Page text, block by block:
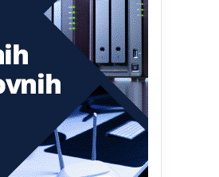
bi sve da mogu...a
se tudjoj sreci.I ko
mjesto leci!